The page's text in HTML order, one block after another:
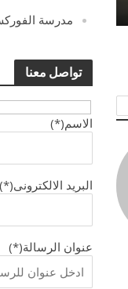
مدرسة
تواصل معنا
الاسم(*)
البريد الالكترونى(*)
عنوان الرسالة(*)